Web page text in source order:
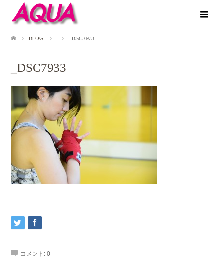
BLOG _DSC7933
_DSC7933
コメント: 0